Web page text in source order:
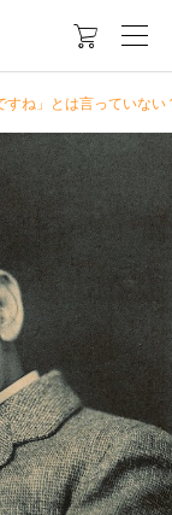

すね」とは言っていな